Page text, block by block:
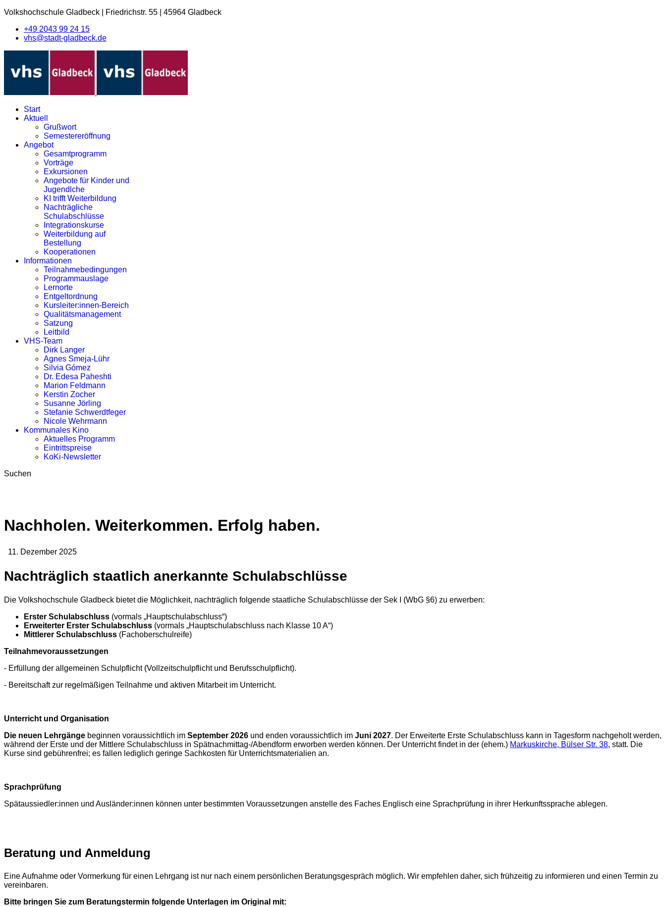
Volkshochschule Gladbeck Friedrichstr. 55
45964 Gladbeck
+49 2043 99 24 15
vhs@stadt-gladbeck.de
Start
Aktuell
Grußwort
Semestereröffnung
Angebot
Gesamtprogramm
Vorträge
Exkursionen
Angebote für Kinder und
Jugendlche
KI trifft Weiterbildung
Nachträgliche
Schulabschlüsse
Integrationskurse
Weiterbildung auf
Bestellung
Kooperationen
Informationen
Teilnahmebedingungen
Programmauslage
Lernorte
Entgeltordnung
Kursleiter:innen-Bereich
Qualitätsmanagement
Satzung
Leitbild
VHS-Team
Dirk Langer
Agnes Smeja-Lühr
Silvia Gómez
Dr. Edesa Paheshti
Marion Feldmann
Kerstin Zocher
Susanne Jörling
Stefanie Schwerdtfeger
Nicole Wehrmann
Kommunales Kino
Aktuelles Programm
Eintrittspreise
KoKi-Newsletter
Suchen
Nachholen. Weiterkommen. Erfolg haben.
11. Dezember 2025
Nachträglich staatlich anerkannte Schulabschlüsse
Die Volkshochschule Gladbeck bietet die Möglichkeit, nachträglich folgende staatliche Schulabschlüsse der Sek I (WbG §6) zu erwerben:
Erster Schulabschluss (vormals „Hauptschulabschluss“)
Erweiterter Erster Schulabschluss (vormals „Hauptschulabschluss nach Klasse 10 A“)
Mittlerer Schulabschluss (Fachoberschulreife)
Teilnahmevoraussetzungen
- Erfüllung der allgemeinen Schulpflicht (Vollzeitschulpflicht und Berufsschulpflicht).
- Bereitschaft zur regelmäßigen Teilnahme und aktiven Mitarbeit im Unterricht.
Unterricht und Organisation
Die neuen Lehrgänge beginnen voraussichtlich im September 2026 und enden voraussichtlich im Juni 2027. Der Erweiterte Erste Schulabschluss kann in Tagesform nachgeholt werden,
während der Erste und der Mittlere Schulabschluss in Spätnachmittag-/Abendform erworben werden können. Der Unterricht findet in der (ehem.) Markuskirche, Bülser Str. 38, statt. Die
Kurse sind gebührenfrei; es fallen lediglich geringe Sachkosten für Unterrichtsmaterialien an.
Sprachprüfung
Spätaussiedler:innen und Ausländer:innen können unter bestimmten Voraussetzungen anstelle des Faches Englisch eine Sprachprüfung in ihrer Herkunftssprache ablegen.
Beratung und Anmeldung
Eine Aufnahme oder Vormerkung für einen Lehrgang ist nur nach einem persönlichen Beratungsgespräch möglich. Wir empfehlen daher, sich frühzeitig zu informieren und einen Termin zu
vereinbaren.
Bitte bringen Sie zum Beratungstermin folgende Unterlagen im Original mit: